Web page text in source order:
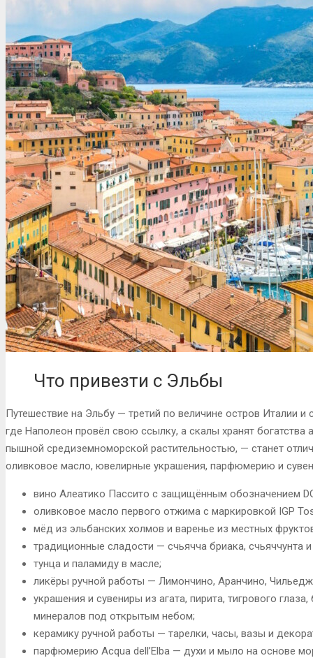
Что привезти с Эльбы
Путешествие на Эльбу — третий по величине остров Италии
где Наполеон провёл свою ссылку, а скалы хранят
пышной средиземноморской растительностью, — станет
оливковое масло, ювелирные украшения, парфюмерию и
вино Алеатико Пассито с защищённым обозначением
оливковое масло первого отжима с маркировкой IGP
мёд из эльбанских холмов и варенье из местных
традиционные сладости — счьячча бриака, счьяччунта и
тунца и паламиду в масле;
ликёры ручной работы — Лимончино, Аранчино,
украшения и сувениры из агата, пирита, тигрового
минералов под открытым небом;
керамику ручной работы — тарелки, часы, вазы и
парфюмерию Acqua dell’Elba — духи и мыло на основе